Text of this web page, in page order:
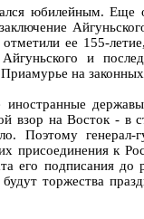
юбилейным. Еще
ее 155-
и
на
взор на Восток - в
Поэтому генерал-
присоединения к
его подписания до
торжества